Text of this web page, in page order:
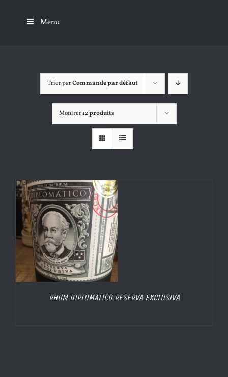
Menu
Trier parCommande par défaut
Montrer12 produits
RHUM DIPLOMATICO RESERVA EXCLUSIVA